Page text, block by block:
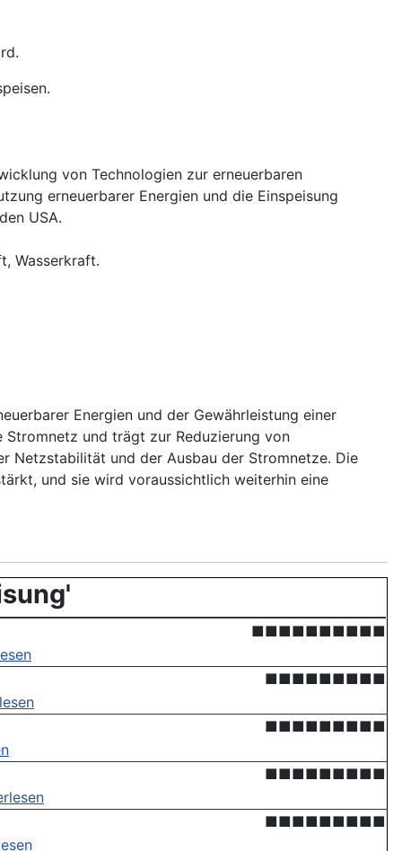
von Technologien zur erneuerbaren
erneuerbarer Energien und die Einspeisung
USA.
Wasserkraft.
Energien und der Gewährleistung einer
und trägt zur Reduzierung von
Netzstabilität und der Ausbau der Stromnetze. Die
und sie wird voraussichtlich weiterhin eine
■■■■■■■■■■
■■■■■■■■■
■■■■■■■■■
■■■■■■■■■
■■■■■■■■■